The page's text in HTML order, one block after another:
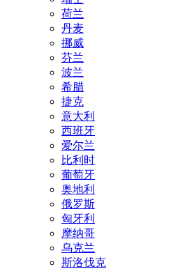
荷兰
丹麦
挪威
芬兰
波兰
希腊
捷克
意大利
西班牙
爱尔兰
比利时
葡萄牙
奥地利
俄罗斯
匈牙利
摩纳哥
乌克兰
斯洛伐克